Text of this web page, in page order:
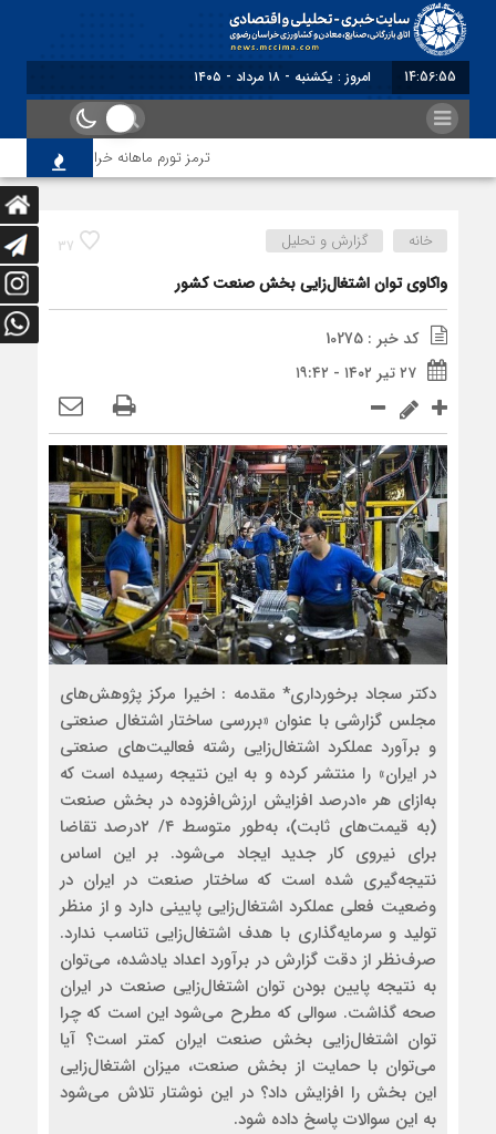
14:56:55 برابر با : Sunday - 9 August - 2026
ترمز تورم ماهانه خراسان رضوی
37 خانه گزارش و تحلیل
واکاوی توان اشتغال‌زایی بخش صنعت کشور
کد خبر : 10275
۲۷ تیر ۱۴۰۲ - ۱۹:۴۲
دکتر سجاد برخورداری* مقدمه : اخیرا مرکز پژوهش‌‌‌های
مجلس گزارشی با عنوان «بررسی ساختار اشتغال صنعتی
و برآورد عملکرد اشتغال‌زایی رشته فعالیت‌‌‌های صنعتی
در ایران» را منتشر کرده و به این نتیجه رسیده است که
به‌ازای هر ۱۰‌درصد افزایش ارزش‌افزوده در بخش صنعت
(به قیمت‌های ثابت)، به‌طور متوسط ۴/ ۲‌درصد تقاضا
برای نیروی کار جدید ایجاد می‌شود. بر این اساس
نتیجه‌گیری شده است که ساختار صنعت در ایران در
وضعیت فعلی عملکرد اشتغال‌زایی پایینی دارد و از منظر
تولید و سرمایه‌گذاری با هدف اشتغال‌زایی تناسب ندارد.
صرف‌‌‌نظر از دقت گزارش در برآورد اعداد یادشده، می‌‌‌توان
به نتیجه پایین بودن توان اشتغال‌زایی صنعت در ایران
صحه گذاشت. سوالی که مطرح می‌شود این است که چرا
توان اشتغال‌زایی بخش صنعت ایران کمتر است؟ آیا
می‌‌‌توان با حمایت از بخش صنعت، میزان اشتغال‌زایی
این بخش را افزایش داد؟ در این نوشتار تلاش می‌شود
به این سوالات پاسخ داده شود.